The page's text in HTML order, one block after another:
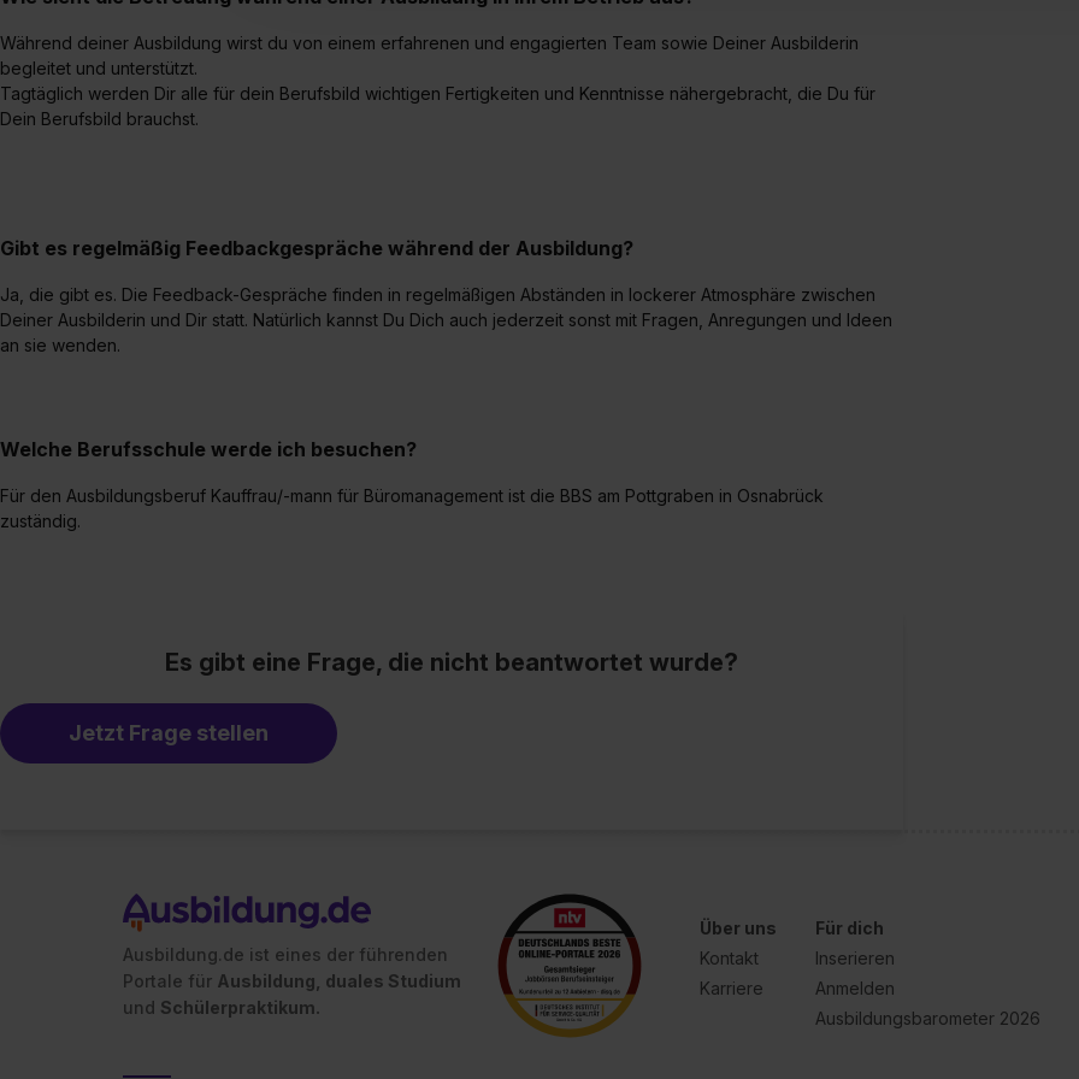
verfügen über kein angemessenes Datenschutzniveau (EuGH – Schrems II). Du kannst die
„Datenschutz-Einstellungen“ widerrufen. Weitere Informationen zu den einzelnen Cookies
Während deiner Ausbildung wirst du von einem erfahrenen und engagierten Team sowie Deiner Ausbilderin
begleitet und unterstützt.
Tagtäglich werden Dir alle für dein Berufsbild wichtigen Fertigkeiten und Kenntnisse nähergebracht, die Du für
Dein Berufsbild brauchst.
Gibt es regelmäßig Feedbackgespräche während der Ausbildung?
Ja, die gibt es. Die Feedback-Gespräche finden in regelmäßigen Abständen in lockerer Atmosphäre zwischen
Deiner Ausbilderin und Dir statt. Natürlich kannst Du Dich auch jederzeit sonst mit Fragen, Anregungen und Ideen
an sie wenden.
Welche Berufsschule werde ich besuchen?
Für den Ausbildungsberuf Kauffrau/-mann für Büromanagement ist die BBS am Pottgraben in Osnabrück
zuständig.
Es gibt eine Frage, die nicht beantwortet wurde?
Jetzt Frage stellen
Ausbildung.de ist eines der führenden
Portale für Ausbildung, duales Studium
und Schülerpraktikum.
Über uns
Kontakt
Karriere
Für dich
Inserieren
Anmelden
Ausbildungsbarometer 2026